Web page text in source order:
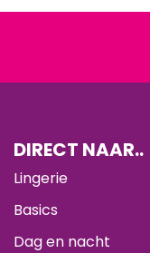
DIRECT NAAR..
Lingerie
Basics
Dag en nacht